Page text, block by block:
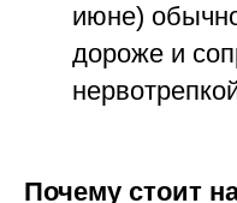
июне)
дороже и
Почему стоит